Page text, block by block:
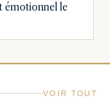
émotionnel le
VOIR TOUT